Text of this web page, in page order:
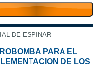
DE ESPINAR
PARA EL
DE LOS